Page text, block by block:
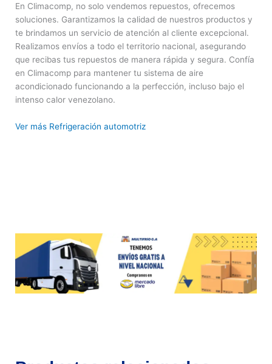
En Climacomp, no solo vendemos repuestos, ofrecemos
soluciones. Garantizamos la calidad de nuestros productos y
te brindamos un servicio de atención al cliente excepcional.
Realizamos envíos a todo el territorio nacional, asegurando
que recibas tus repuestos de manera rápida y segura. Confía
en Climacomp para mantener tu sistema de aire
acondicionado funcionando a la perfección, incluso bajo el
intenso calor venezolano.
Ver más Refrigeración automotriz